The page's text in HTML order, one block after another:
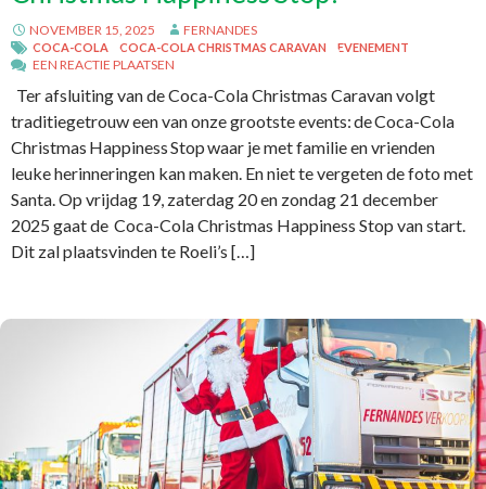
NOVEMBER 15, 2025 FERNANDES
COCA-COLA COCA-COLA CHRISTMAS CARAVAN EVENEMENT
EEN REACTIE PLAATSEN
Ter afsluiting van de Coca-Cola Christmas Caravan volgt
traditiegetrouw een van onze grootste events: de Coca-Cola
Christmas Happiness Stop waar je met familie en vrienden
leuke herinneringen kan maken. En niet te vergeten de foto met
Santa. Op vrijdag 19, zaterdag 20 en zondag 21 december
2025 gaat de Coca-Cola Christmas Happiness Stop van start.
Dit zal plaatsvinden te Roeli’s […]